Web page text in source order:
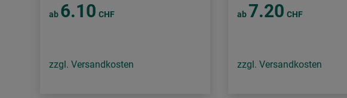
ab 6.10 CHF
zzgl. Versandkosten
ab 7.20 CHF
zzgl. Versandkosten